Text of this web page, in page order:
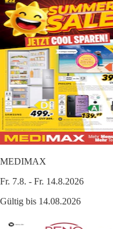
MEDIMAX
Fr. 7.8. - Fr. 14.8.2026
Gültig bis 14.08.2026